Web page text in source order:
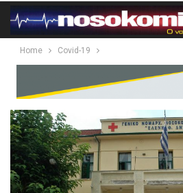
Home Covid-19